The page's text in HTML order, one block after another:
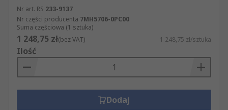
Nr art. RS 233-9137
Nr części producenta 7MH5706-0PC00
Suma częściowa (1 sztuka)
1 248,75 zł(bez VAT) 1 248,75 zł/sztuka
Ilość
Dodaj